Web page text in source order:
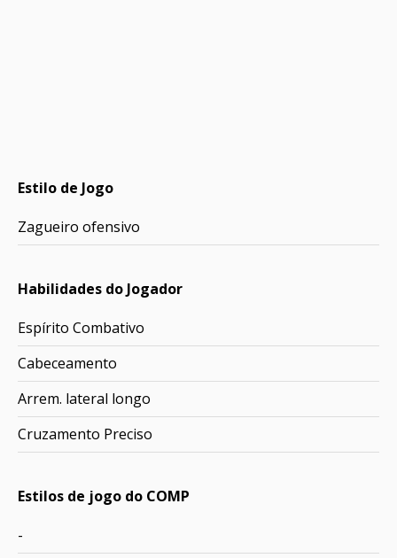
Estilo de Jogo
Zagueiro ofensivo
Habilidades do Jogador
Espírito Combativo
Cabeceamento
Arrem. lateral longo
Cruzamento Preciso
Estilos de jogo do COMP
-